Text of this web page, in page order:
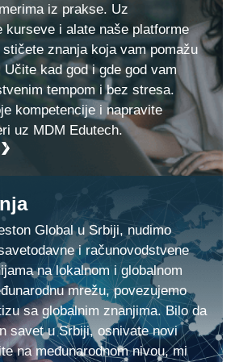
iz prakse. Uz
kurseve i alate naše platforme
znanja koja vam pomažu
kad god i gde god vam
tempom i bez stresa.
kompetencije i napravite
uz MDM Edutech.
Global u Srbiji, nudimo
i računovodstvene
na lokalnom i globalnom
mrežu, povezujemo
sa globalnim znanjima. Bilo da
savet u Srbiji, osnivate novi
na međunarodnom nivou, mi